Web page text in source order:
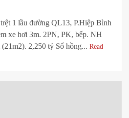
1 lầu đường QL13, P.Hiệp Bình
xe hơi 3m. 2PN, PK, bếp. NH
2,250 tỷ Sổ hồng... Read